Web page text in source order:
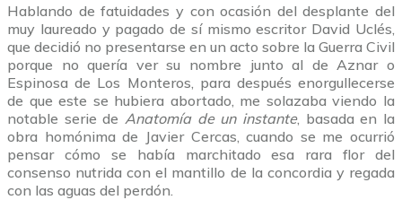
Hablando de fatuidades y con ocasión del desplante del
muy laureado y pagado de sí mismo escritor David Uclés,
que decidió no presentarse en un acto sobre la Guerra Civil
porque no quería ver su nombre junto al de Aznar o
Espinosa de Los Monteros, para después enorgullecerse
de que este se hubiera abortado, me solazaba viendo la
notable serie de Anatomía de un instante, basada en la
obra homónima de Javier Cercas, cuando se me ocurrió
pensar cómo se había marchitado esa rara flor del
consenso nutrida con el mantillo de la concordia y regada
con las aguas del perdón.